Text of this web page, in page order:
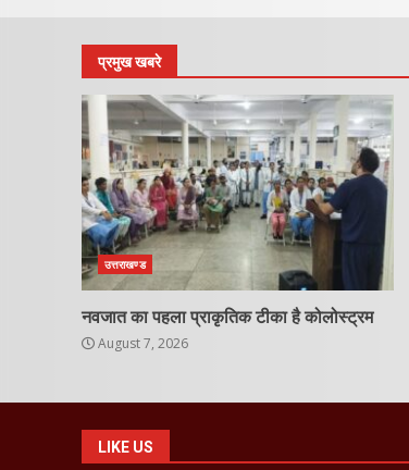
प्रमुख खबरे
उत्तराखण्ड
नवजात का पहला प्राकृतिक टीका है कोलोस्ट्रम
August 7, 2026
LIKE US